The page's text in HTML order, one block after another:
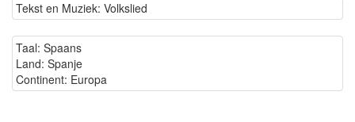
Tekst en Muziek: Volkslied
Taal: Spaans
Land: Spanje
Continent: Europa